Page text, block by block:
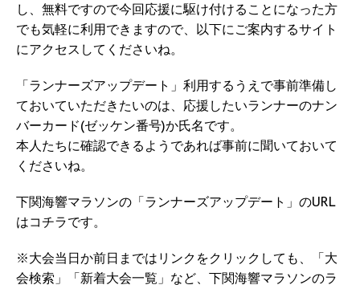
し、無料ですので今回応援に駆け付けることになった方
でも気軽に利用できますので、以下にご案内するサイト
にアクセスしてくださいね。
「ランナーズアップデート」利用するうえで事前準備し
ておいていただきたいのは、応援したいランナーのナン
バーカード(ゼッケン番号)か氏名です。
本人たちに確認できるようであれば事前に聞いておいて
くださいね。
下関海響マラソンの「ランナーズアップデート」のURL
はコチラです。
※大会当日か前日まではリンクをクリックしても、「大
会検索」「新着大会一覧」など、下関海響マラソンのラ